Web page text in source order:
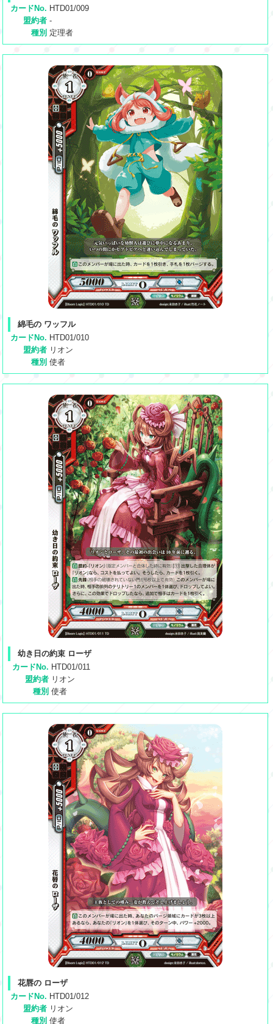
カードNo. HTD01/009
盟約者 -
種別 定理者
綿毛の ワッフル
カードNo. HTD01/010
盟約者 リオン
種別 使者
幼き日の約束 ローザ
カードNo. HTD01/011
盟約者 リオン
種別 使者
花唇の ローザ
カードNo. HTD01/012
盟約者 リオン
種別 使者